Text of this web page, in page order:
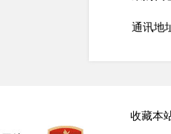
通讯地
收藏本